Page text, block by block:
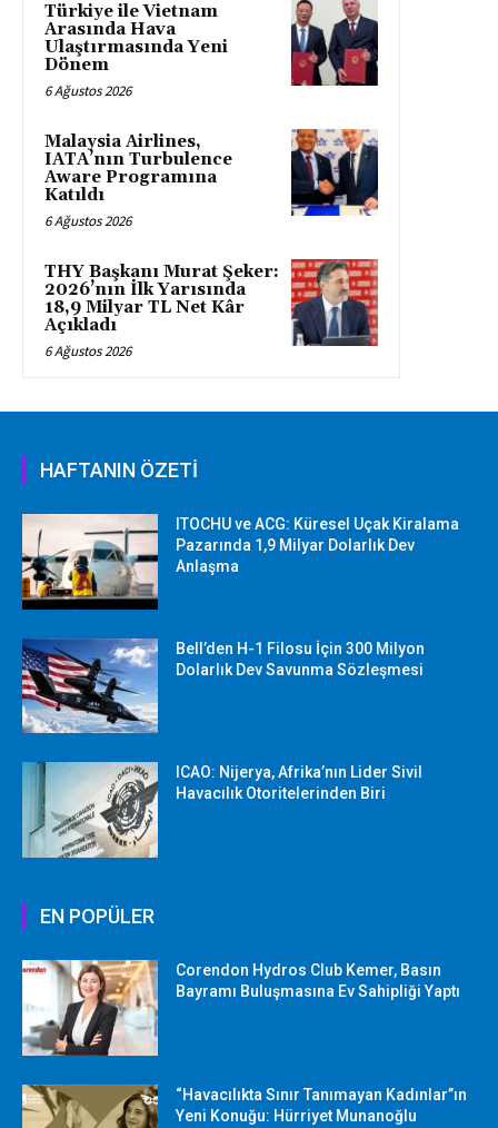
Türkiye ile Vietnam
Arasında Hava
Ulaştırmasında Yeni
Dönem
6 Ağustos 2026
Malaysia Airlines,
IATA’nın Turbulence
Aware Programına
Katıldı
6 Ağustos 2026
THY Başkanı Murat Şeker:
2026’nın İlk Yarısında
18,9 Milyar TL Net Kâr
Açıkladı
6 Ağustos 2026
HAFTANIN ÖZETİ
ITOCHU ve ACG: Küresel Uçak Kiralama
Pazarında 1,9 Milyar Dolarlık Dev
Anlaşma
Bell’den H-1 Filosu İçin 300 Milyon
Dolarlık Dev Savunma Sözleşmesi
ICAO: Nijerya, Afrika’nın Lider Sivil
Havacılık Otoritelerinden Biri
EN POPÜLER
Corendon Hydros Club Kemer, Basın
Bayramı Buluşmasına Ev Sahipliği Yaptı
“Havacılıkta Sınır Tanımayan Kadınlar”ın
Yeni Konuğu: Hürriyet Munanoğlu